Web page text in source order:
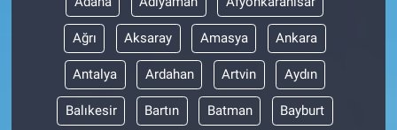
Ağrı Aksaray Amasya Ankara
Antalya Ardahan Artvin Aydın
Balıkesir Bartın Batman Bayburt